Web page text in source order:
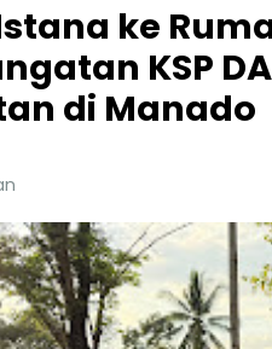
ke
KSP
di Manado